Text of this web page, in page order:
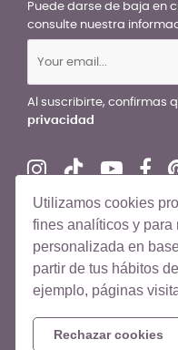
Utilizamos cookies
fines analíticos y para
personalizada en
partir de tus hábitos
ejemplo, páginas
Rechazar cookies
Puede darse de baja en
consulte nuestra
Al suscribirte, confirmas
privacidad
© El Recién Nacido 2026.